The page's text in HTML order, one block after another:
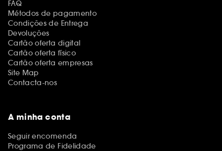
FAQ
Métodos de pagamento
Condições de Entrega
Devoluções
Cartão oferta digital
Cartão oferta físico
Cartão oferta empresas
Site Map
Contacta-nos
A minha conta
Seguir encomenda
Programa de Fidelidade